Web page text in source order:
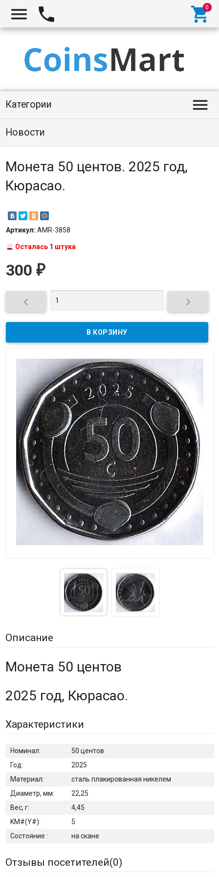
  
Категории 
Новости
Монета 50 центов. 2025 год,
Кюрасао.
Артикул: AMR-3858
Осталась 1 штука
300 ₽
 
Описание
Монета 50 центов
2025 год, Кюрасао.
Характеристики
Номинал:
50 центов
Год:
2025
Материал:
сталь плакированная никелем
Диаметр, мм:
22,25
Вес, г:
4,45
KM#(Y#):
5
Состояние :
на скане
Отзывы посетителей(0)